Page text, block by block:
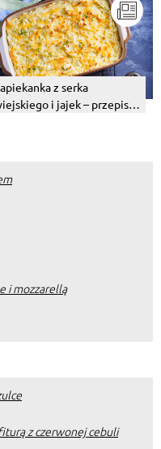
z serka
i jajek – przepis z
i mozzarellą
z czerwonej cebuli